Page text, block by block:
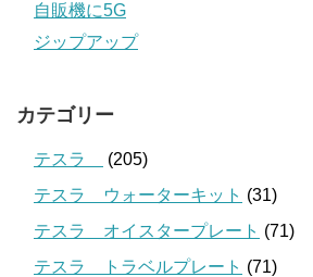
自販機に5G
ジップアップ
カテゴリー
テスラ
(205)
テスラ ウォーターキット (31)
テスラ オイスタープレート (71)
テスラ トラベルプレート (71)